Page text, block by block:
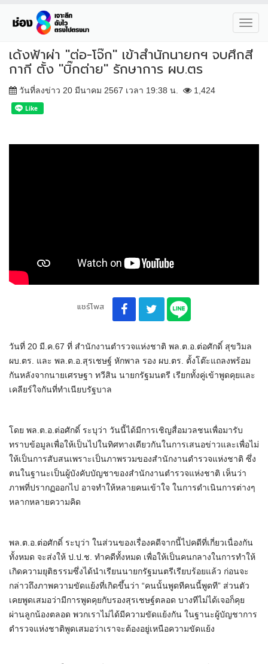
เด้งฟ้าผ่า "ต่อ-โจ๊ก" เข้าสำนักนายกฯ จบศึกสี
กากี ตั้ง "บิ๊กต่าย" รักษาการ ผบ.ตร
วันที่ลงข่าว 20 มีนาคม 2567 เวลา 19:38 น. 1,424
แชร์โพส
วันที่ 20 มี.ค.67 ที่ สำนักงานตำรวจแห่งชาติ พล.ต.อ.ต่อศักดิ์ สุขวิมล
ผบ.ตร. และ พล.ต.อ.สุรเชษฐ์ หักพาล รอง ผบ.ตร. ตั้งโต๊ะแถลงพร้อม
กันหลังจากนายเศรษฐา ทวีสิน นายกรัฐมนตรี เรียกทั้งคู่เข้าพูดคุยและ
เคลียร์ใจกันที่ทำเนียบรัฐบาล
โดย พล.ต.อ.ต่อศักดิ์ ระบุว่า วันนี้ได้มีการเชิญสื่อมวลชนเพื่อมารับ
ทราบข้อมูลเพื่อให้เป็นไปในทิศทางเดียวกันในการเสนอข่าวและเพื่อไม่
ให้เป็นการสับสนเพราะเป็นภาพรวมของสำนักงานตำรวจแห่งชาติ ซึ่ง
ตนในฐานะเป็นผู้บังคับบัญชาของสำนักงานตำรวจแห่งชาติ เห็นว่า
ภาพที่ปรากฏออกไป อาจทำให้หลายคนเข้าใจ ในการดำเนินการต่างๆ
หลากหลายความคิด
พล.ต.อ.ต่อศักดิ์ ระบุว่า ในส่วนของเรื่องคดีจากนี้ไปคดีที่เกี่ยวเนื่องกัน
ทั้งหมด จะส่งให้ ป.ป.ช. ทำคดีทั้งหมด เพื่อให้เป็นคนกลางในการทำให้
เกิดความยุติธรรมซึ่งได้นำเรียนนายกรัฐมนตรีเรียบร้อยแล้ว ก่อนจะ
กล่าวถึงภาพความขัดแย้งที่เกิดขึ้นว่า “คนนั้นพูดทีคนนี้พูดที” ส่วนตัว
เคยพูดเสมอว่ามีการพูดคุยกับรองสุรเชษฐ์ตลอด บางทีไม่ได้เจอก็คุย
ผ่านลูกน้องตลอด พวกเราไม่ได้มีความขัดแย้งกัน ในฐานะผู้บัญชาการ
ตำรวจแห่งชาติพูดเสมอว่าเราจะต้องอยู่เหนือความขัดแย้ง